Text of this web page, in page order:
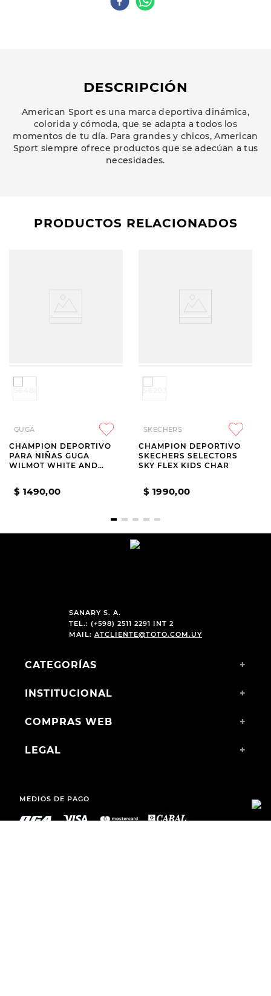
DESCRIPCIÓN
American Sport es una marca deportiva dinámica,
colorida y cómoda, que se adapta a todos los
momentos de tu día. Para grandes y chicos, American
Sport siempre ofrece productos que se adecúan a tus
necesidades.
PRODUCTOS RELACIONADOS
GUGA
CHAMPION DEPORTIVO
PARA NIÑAS GUGA
WILMOT WHITE AND
$ 1490,00
SKECHERS
CHAMPION DEPORTIVO
SKECHERS SELECTORS
SKY FLEX KIDS CHAR
$ 1990,00
SANARY S. A.
TEL.: (+598) 2511 2291 INT 2
MAIL: ATCLIENTE@TOTO.COM.UY
CATEGORÍAS +
INSTITUCIONAL +
COMPRAS WEB +
LEGAL +
MEDIOS DE PAGO